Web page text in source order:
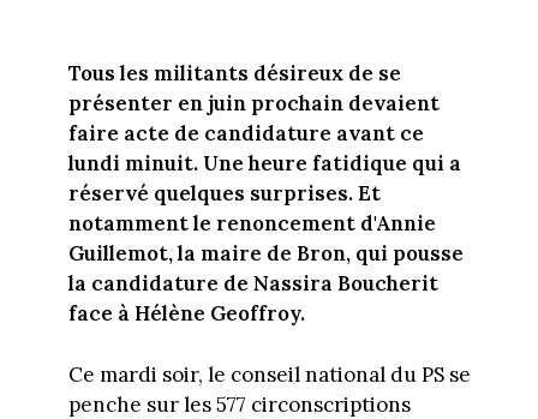
Tous les militants désireux de se
présenter en juin prochain devaient
faire acte de candidature avant ce
lundi minuit. Une heure fatidique qui a
réservé quelques surprises. Et
notamment le renoncement d'Annie
Guillemot, la maire de Bron, qui pousse
la candidature de Nassira Boucherit
face à Hélène Geoffroy.
Ce mardi soir, le conseil national du PS se
penche sur les 577 circonscriptions